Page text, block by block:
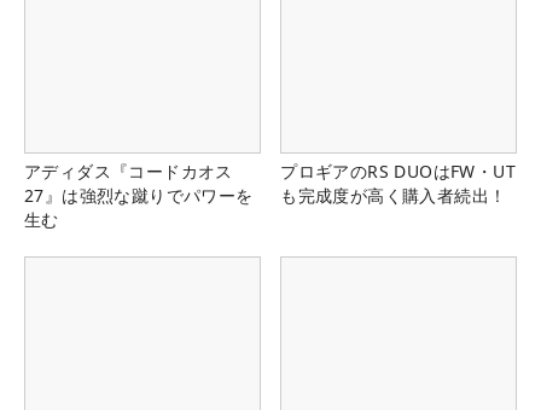
アディダス『コードカオス
27』は強烈な蹴りでパワーを
生む
プロギアのRS DUOはFW・UT
も完成度が高く購入者続出！